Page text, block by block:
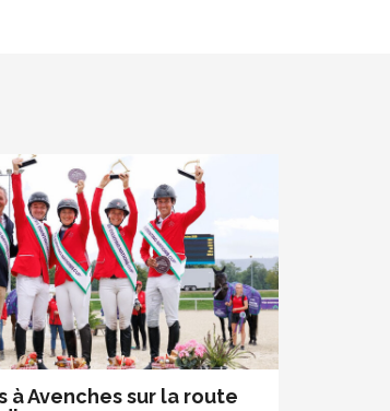
à Avenches sur la route